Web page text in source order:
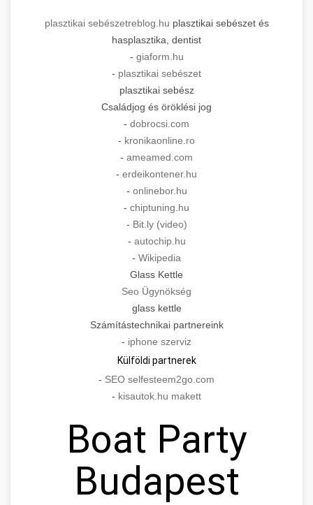
plasztikai sebészetreblog.hu plasztikai sebészet és
hasplasztika, dentist
- giaform.hu
- plasztikai sebészet
plasztikai sebész
Családjog és öröklési jog
- dobrocsi.com
- kronikaonline.ro
- ameamed.com
- erdeikontener.hu
- onlinebor.hu
- chiptuning.hu
- Bit.ly (video)
- autochip.hu
- Wikipedia
Glass Kettle
Seo Ügynökség
glass kettle
Számítástechnikai partnereink
- iphone szerviz
Külföldi partnerek
- SEO selfesteem2go.com
- kisautok.hu makett
Boat Party
Budapest